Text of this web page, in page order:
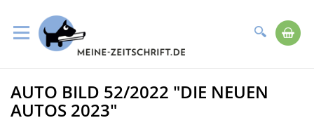
Suche
zum
Inhalt
Zum
Ende
der
AUTO BILD 52/2022 "DIE NEUEN
AUTOS 2023"